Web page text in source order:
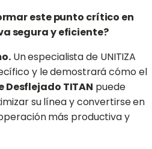
este punto crítico en
segura y eficiente?
Un especialista de UNITIZA
y le demostrará cómo el
TITAN puede
su línea y convertirse en
más productiva y